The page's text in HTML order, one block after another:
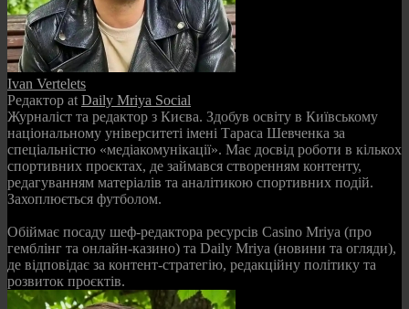
Ivan Vertelets
Редактор at Daily Mriya Social
Журналіст та редактор з Києва. Здобув освіту в Київському
національному університеті імені Тараса Шевченка за
спеціальністю «медіакомунікації». Має досвід роботи в кількох
спортивних проєктах, де займався створенням контенту,
редагуванням матеріалів та аналітикою спортивних подій.
Захоплюється футболом.
Обіймає посаду шеф-редактора ресурсів Casino Mriya (про
гемблінг та онлайн-казино) та Daily Mriya (новини та огляди),
де відповідає за контент-стратегію, редакційну політику та
розвиток проєктів.